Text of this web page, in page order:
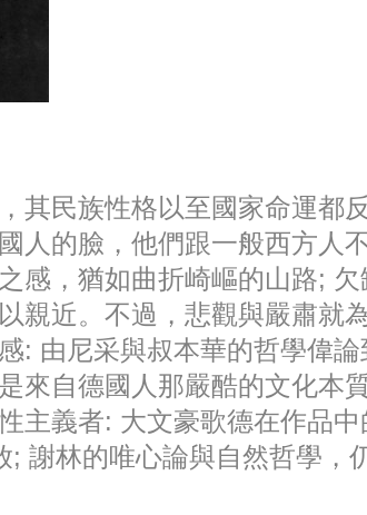
其民族性格以至國家命運都
人的臉，他們跟一般西方人
感，猶如曲折崎嶇的山路; 欠
親近。不過，悲觀與嚴肅就
: 由尼采與叔本華的哲學偉論
來自德國人那嚴酷的文化本
主義者: 大文豪歌德在作品中
; 謝林的唯心論與自然哲學，